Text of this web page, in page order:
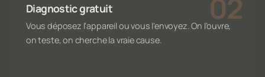
Diagnostic gratuit
Vous déposez l'appareil ou vous l'envoyez. On l'ouvre,
on teste, on cherche la vraie cause.